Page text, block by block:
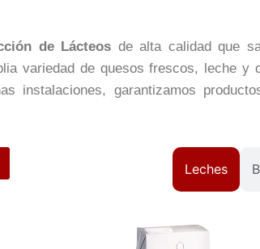
de Lácteos de alta calidad que
variedad de quesos frescos, leche
instalaciones, garantizamos
Leches